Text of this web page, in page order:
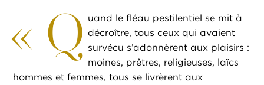
« Q uand le fléau pestilentiel se mit à
décroître, tous ceux qui avaient
survécu s’adonnèrent aux plaisirs :
moines, prêtres, religieuses, laïcs
hommes et femmes, tous se livrèrent aux